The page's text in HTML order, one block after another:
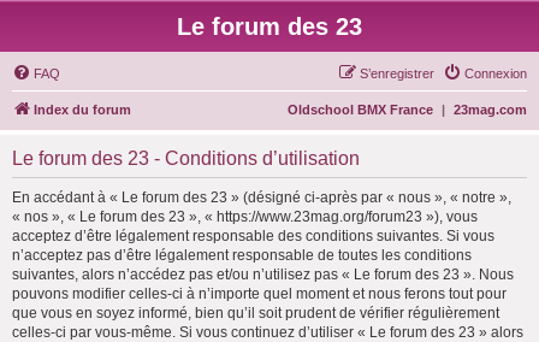
Le forum des 23
FAQ Connexion
S’enregistrer
Index du forum 23mag.com
|
Oldschool BMX France
Le forum des 23 - Conditions d’utilisation
En accédant à « Le forum des 23 » (désigné ci-après par « nous », « notre »,
« nos », « Le forum des 23 », « https://www.23mag.org/forum23 »), vous
acceptez d’être légalement responsable des conditions suivantes. Si vous
n’acceptez pas d’être légalement responsable de toutes les conditions
suivantes, alors n’accédez pas et/ou n’utilisez pas « Le forum des 23 ». Nous
pouvons modifier celles-ci à n’importe quel moment et nous ferons tout pour
que vous en soyez informé, bien qu’il soit prudent de vérifier régulièrement
celles-ci par vous-même. Si vous continuez d’utiliser « Le forum des 23 » alors